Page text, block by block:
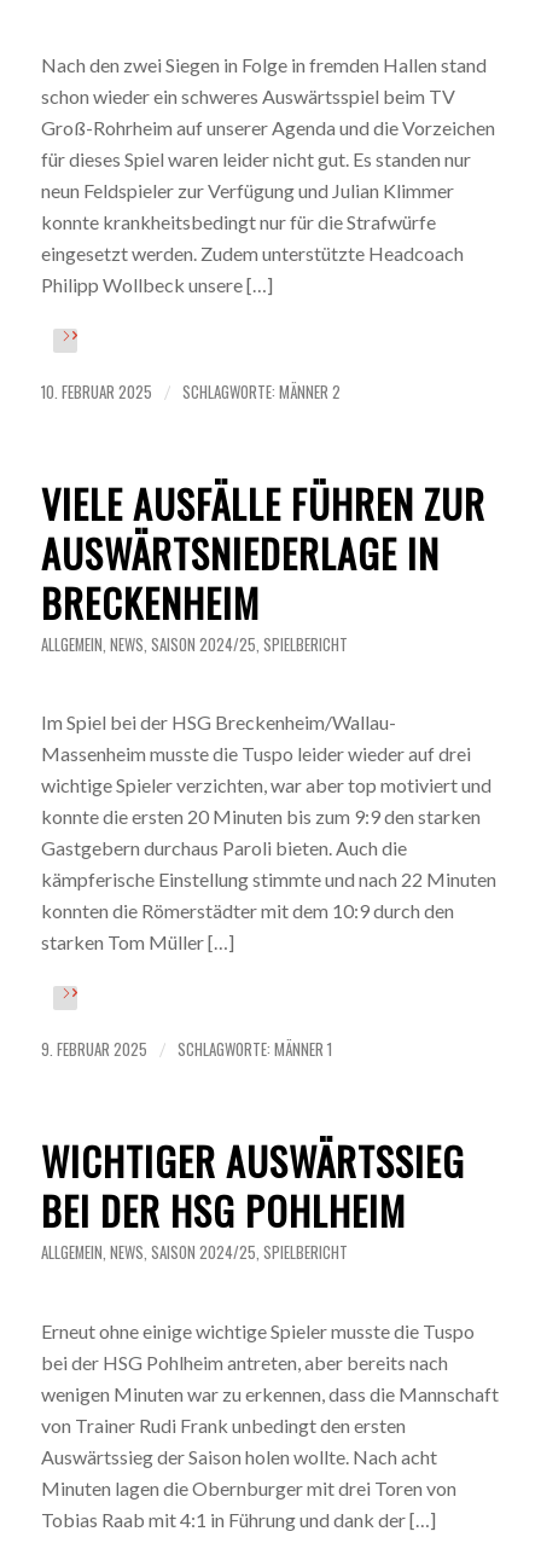
Nach den zwei Siegen in Folge in fremden Hallen stand
schon wieder ein schweres Auswärtsspiel beim TV
Groß-Rohrheim auf unserer Agenda und die Vorzeichen
für dieses Spiel waren leider nicht gut. Es standen nur
neun Feldspieler zur Verfügung und Julian Klimmer
konnte krankheitsbedingt nur für die Strafwürfe
eingesetzt werden. Zudem unterstützte Headcoach
Philipp Wollbeck unsere […]
10. FEBRUAR 2025 / SCHLAGWORTE: MÄNNER 2
VIELE AUSFÄLLE FÜHREN ZUR
AUSWÄRTSNIEDERLAGE IN
BRECKENHEIM
ALLGEMEIN NEWS SAISON 2024/25 SPIELBERICHT
Im Spiel bei der HSG Breckenheim/Wallau-
Massenheim musste die Tuspo leider wieder auf drei
wichtige Spieler verzichten, war aber top motiviert und
konnte die ersten 20 Minuten bis zum 9:9 den starken
Gastgebern durchaus Paroli bieten. Auch die
kämpferische Einstellung stimmte und nach 22 Minuten
konnten die Römerstädter mit dem 10:9 durch den
starken Tom Müller […]
9. FEBRUAR 2025 / SCHLAGWORTE: MÄNNER 1
WICHTIGER AUSWÄRTSSIEG
BEI DER HSG POHLHEIM
ALLGEMEIN, NEWS, SAISON 2024/25, SPIELBERICHT
Erneut ohne einige wichtige Spieler musste die Tuspo
bei der HSG Pohlheim antreten, aber bereits nach
wenigen Minuten war zu erkennen, dass die Mannschaft
von Trainer Rudi Frank unbedingt den ersten
Auswärtssieg der Saison holen wollte. Nach acht
Minuten lagen die Obernburger mit drei Toren von
Tobias Raab mit 4:1 in Führung und dank der […]